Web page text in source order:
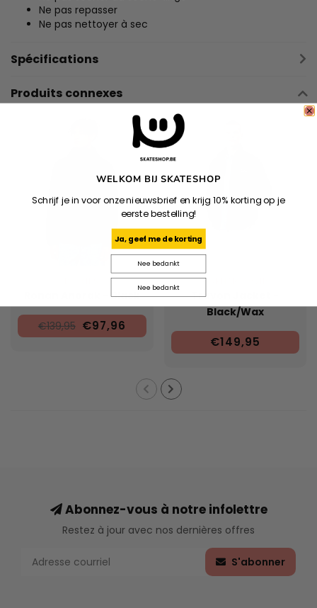
Ne pas repasser
Ne pas nettoyer à sec
Spécifications
Produits connexes
Ronan Anorak - Black
€139,95 €97,96
CARHARTT WIP
Travon Jacket -
Black/Wax
€149,95
Abonnez-vous à notre infolettre
Restez à jour avec nos dernières offres
S'abonner
WELKOM BIJ SKATESHOP
Schrijf je in voor onze nieuwsbrief en krijg 10% korting op je
eerste bestelling!
Ja, geef me de korting
Nee bedankt
Nee bedankt